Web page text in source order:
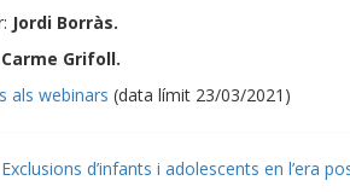
Jordi Borràs.
Carme Grifoll.
als webinars (data límit 23/03/2021)
d’infants i adolescents en l’era